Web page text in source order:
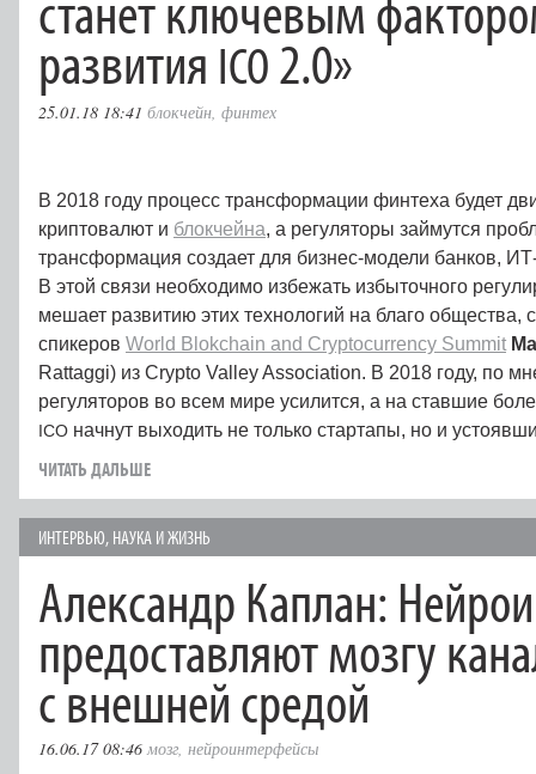
развития ICO2.0»
25.01.18 18:41 блокчейн, финтех
В 2018 году процесс трансформации финтеха будет
криптовалют и блокчейна, а регуляторы займутся
трансформация создает для бизнес-модели банков,
В этой связи необходимо избежать избыточного
мешает развитию этих технологий на благо общества,
спикеров World Blokchain and Cryptocurrency Summit
Rattaggi) из Crypto Valley Association. В 2018 году, по
регуляторов во всем мире усилится, а на ставшие
ICO начнут выходить не только стартапы, но и
ЧИТАТЬ ДАЛЬШЕ
ИНТЕРВЬЮ, НАУКА И ЖИЗНЬ
Александр Каплан:
предоставляют мозгу
с внешней средой
16.06.17 08:46 мозг, нейроинтерфейсы